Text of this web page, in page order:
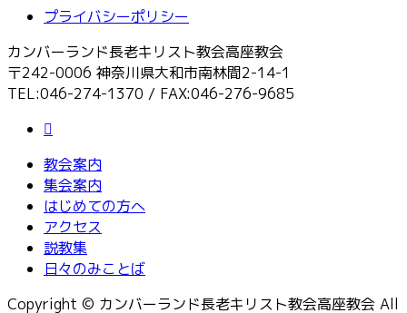
プライバシーポリシー
カンバーランド長老キリスト教会高座教会
〒242-0006 神奈川県大和市南林間2-14-1
TEL:046-274-1370 / FAX:046-276-9685
教会案内
集会案内
はじめての方へ
アクセス
説教集
日々のみことば
Copyright © カンバーランド長老キリスト教会高座教会 All